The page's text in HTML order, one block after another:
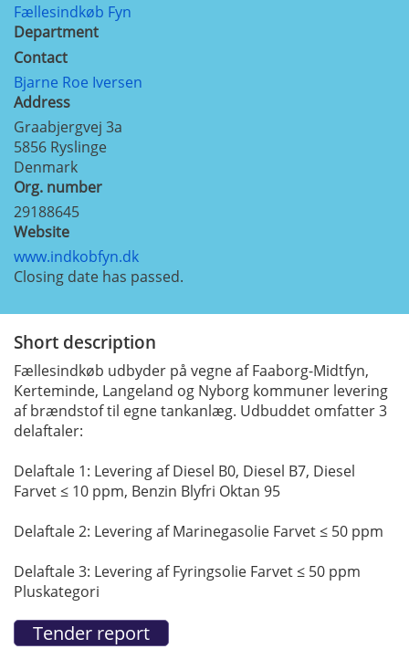
Fællesindkøb Fyn
Department
Contact
Bjarne Roe Iversen
Address
Graabjergvej 3a
5856 Ryslinge
Denmark
Org. number
29188645
Website
www.indkobfyn.dk
Closing date has passed.
Short description
Fællesindkøb udbyder på vegne af Faaborg-Midtfyn,
Kerteminde, Langeland og Nyborg kommuner levering
af brændstof til egne tankanlæg. Udbuddet omfatter 3
delaftaler:
Delaftale 1: Levering af Diesel B0, Diesel B7, Diesel
Farvet ≤ 10 ppm, Benzin Blyfri Oktan 95
Delaftale 2: Levering af Marinegasolie Farvet ≤ 50 ppm
Delaftale 3: Levering af Fyringsolie Farvet ≤ 50 ppm
Pluskategori